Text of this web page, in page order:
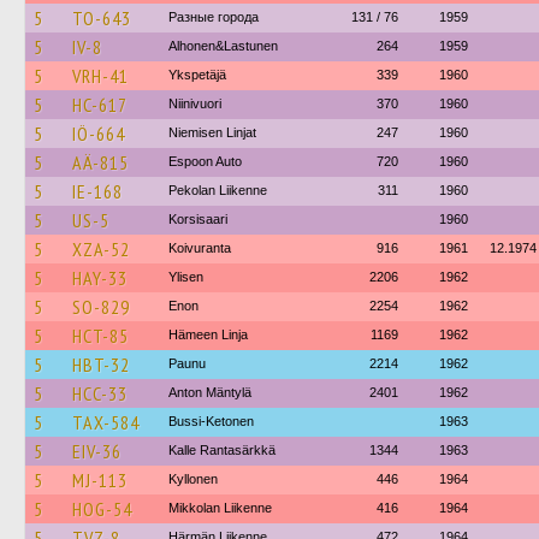
5 TO-643 Разные города 131 / 76 1959
5 IV-8 Alhonen&Lastunen 264 1959
5 VRH-41 Ykspetäjä 339 1960
5 HC-617 Niinivuori 370 1960
5 IÖ-664 Niemisen Linjat 247 1960
5 AÄ-815 Espoon Auto 720 1960
5 IE-168 Pekolan Liikenne 311 1960
5 US-5 Korsisaari 1960
5 XZA-52 Koivuranta 916 1961 12.1974
5 HAY-33 Ylisen 2206 1962
5 SO-829 Enon 2254 1962
5 HCT-85 Hämeen Linja 1169 1962
5 HBT-32 Paunu 2214 1962
5 HCC-33 Anton Mäntylä 2401 1962
5 TAX-584 Bussi-Ketonen 1963
5 EIV-36 Kalle Rantasärkkä 1344 1963
5 MJ-113 Kyllonen 446 1964
5 HOG-54 Mikkolan Liikenne 416 1964